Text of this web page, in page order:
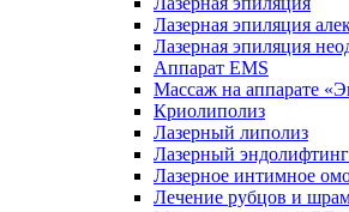
Лазерная эпиляция
Лазерная эпиляция
Аппарат EMS
Массаж на аппарате
Криолиполиз
Лазерный липолиз
Лазерный
Лазерное интимное
Лечение рубцов и